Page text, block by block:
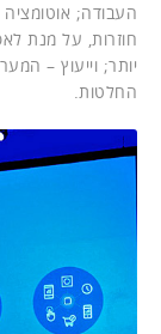
העבודה;
חוזרות, על מנת
יותר; וייעוץ –
החלטות.